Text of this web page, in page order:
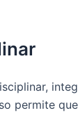
permite